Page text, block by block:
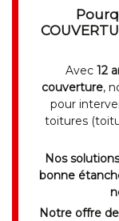
Avec 12
couverture,
pour
toitures
Nos
bonne
Notre offre